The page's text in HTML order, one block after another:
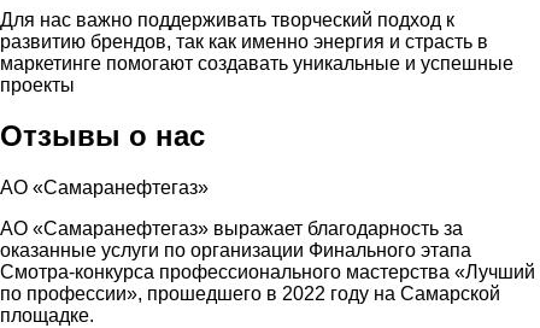
Для нас важно поддерживать творческий подход к
развитию брендов, так как именно энергия и страсть в
маркетинге помогают создавать уникальные и успешные
проекты
Отзывы о нас
АО «Самаранефтегаз»
АО «Самаранефтегаз» выражает благодарность за
оказанные услуги по организации Финального этапа
Смотра-конкурса профессионального мастерства «Лучший
по профессии», прошедшего в 2022 году на Самарской
площадке.